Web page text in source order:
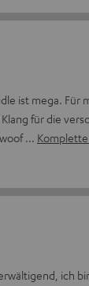
ist mega. Für
für die
ich